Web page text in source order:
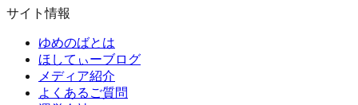
サイト情報
ゆめのばとは
ほしてぃーブログ
メディア紹介
よくあるご質問